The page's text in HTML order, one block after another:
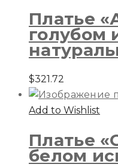
Платье
голубом
$321.72
Add to Wishlist
Платье
белом